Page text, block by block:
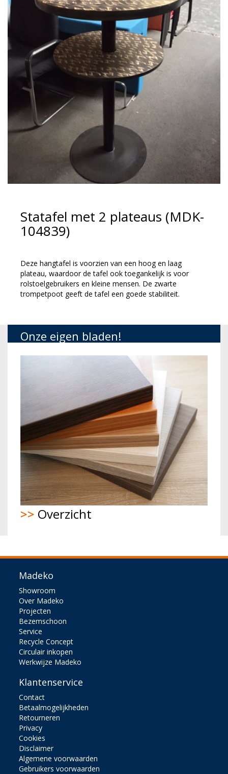
Statafel met 2 plateaus (MDK-
104839)
Deze hangtafel is voorzien van een hoog en laag
plateau, waardoor de tafel ook toegankelijk is voor
rolstoelgebruikers en kleine mensen. De zwarte
trompetpoot geeft de tafel een goede stabiliteit.
Onze eigen bladen!
>> Overzicht
Madeko
Showroom
Over Madeko
Projecten
Bezemschoon
Service
Recycle Concept
Circulair inkopen
Werkwijze Madeko
Klantenservice
Contact
Betaalmogelijkheden
Retourneren
Privacy
Cookies
Disclaimer
Algemene voorwaarden
Gebruikers voorwaarden